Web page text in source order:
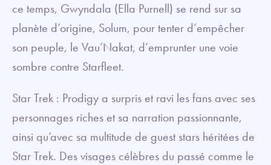
ce temps, Gwyndala (Ella Purnell) se rend sur sa
planète d’origine, Solum, pour tenter d’empêcher
son peuple, le Vau’Nakat, d’emprunter une voie
sombre contre Starfleet.
Star Trek : Prodigy a surpris et ravi les fans avec ses
personnages riches et sa narration passionnante,
ainsi qu’avec sa multitude de guest stars héritées de
Star Trek. Des visages célèbres du passé comme le